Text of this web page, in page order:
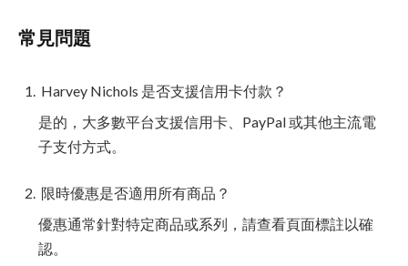
常見問題
Harvey Nichols 是否支援信用卡付款？
是的，大多數平台支援信用卡、PayPal 或其他主流電
子支付方式。
限時優惠是否適用所有商品？
優惠通常針對特定商品或系列，請查看頁面標註以確
認。